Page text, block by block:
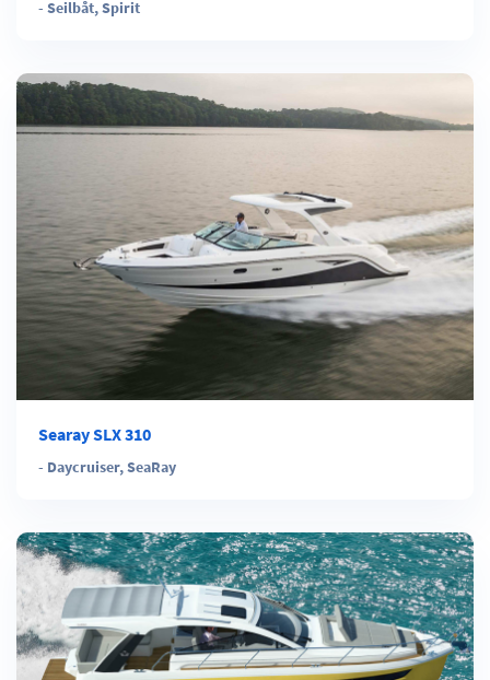
- Seilbåt,Spirit
Searay SLX 310
- Daycruiser,SeaRay